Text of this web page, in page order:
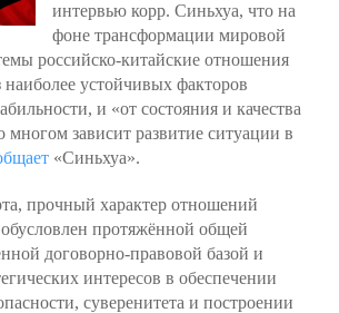
интервью корр. Синьхуа, что на
фоне трансформации мировой
российско-китайские отношения
устойчивых факторов
и «от состояния и качества
зависит развитие ситуации в
«Синьхуа».
прочный характер отношений
протяжённой общей
договорно-правовой базой и
интересов в обеспечении
суверенитета и построении